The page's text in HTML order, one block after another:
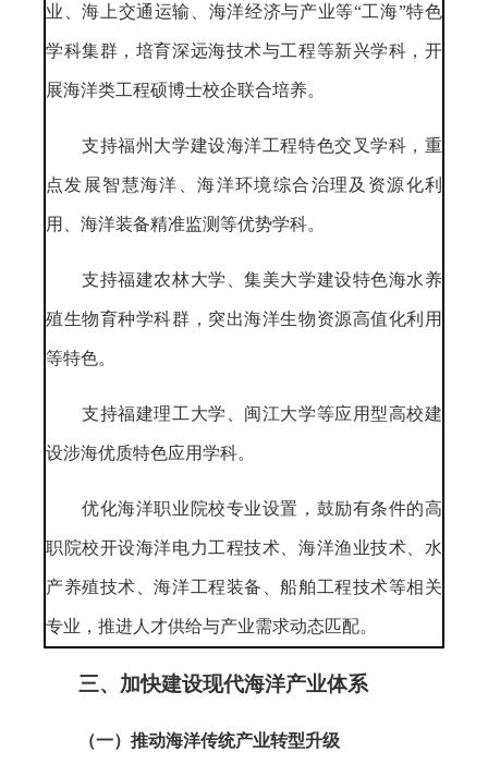
业、海上交通运输、海洋经济与产业等“工海”特色
学科集群，培育深远海技术与工程等新兴学科，开
展海洋类工程硕博士校企联合培养。
支持福州大学建设海洋工程特色交叉学科，重
点发展智慧海洋、海洋环境综合治理及资源化利
用、海洋装备精准监测等优势学科。
支持福建农林大学、集美大学建设特色海水养
殖生物育种学科群，突出海洋生物资源高值化利用
等特色。
支持福建理工大学、闽江大学等应用型高校建
设涉海优质特色应用学科。
优化海洋职业院校专业设置，鼓励有条件的高
职院校开设海洋电力工程技术、海洋渔业技术、水
产养殖技术、海洋工程装备、船舶工程技术等相关
专业，推进人才供给与产业需求动态匹配。
三、加快建设现代海洋产业体系
（一）推动海洋传统产业转型升级